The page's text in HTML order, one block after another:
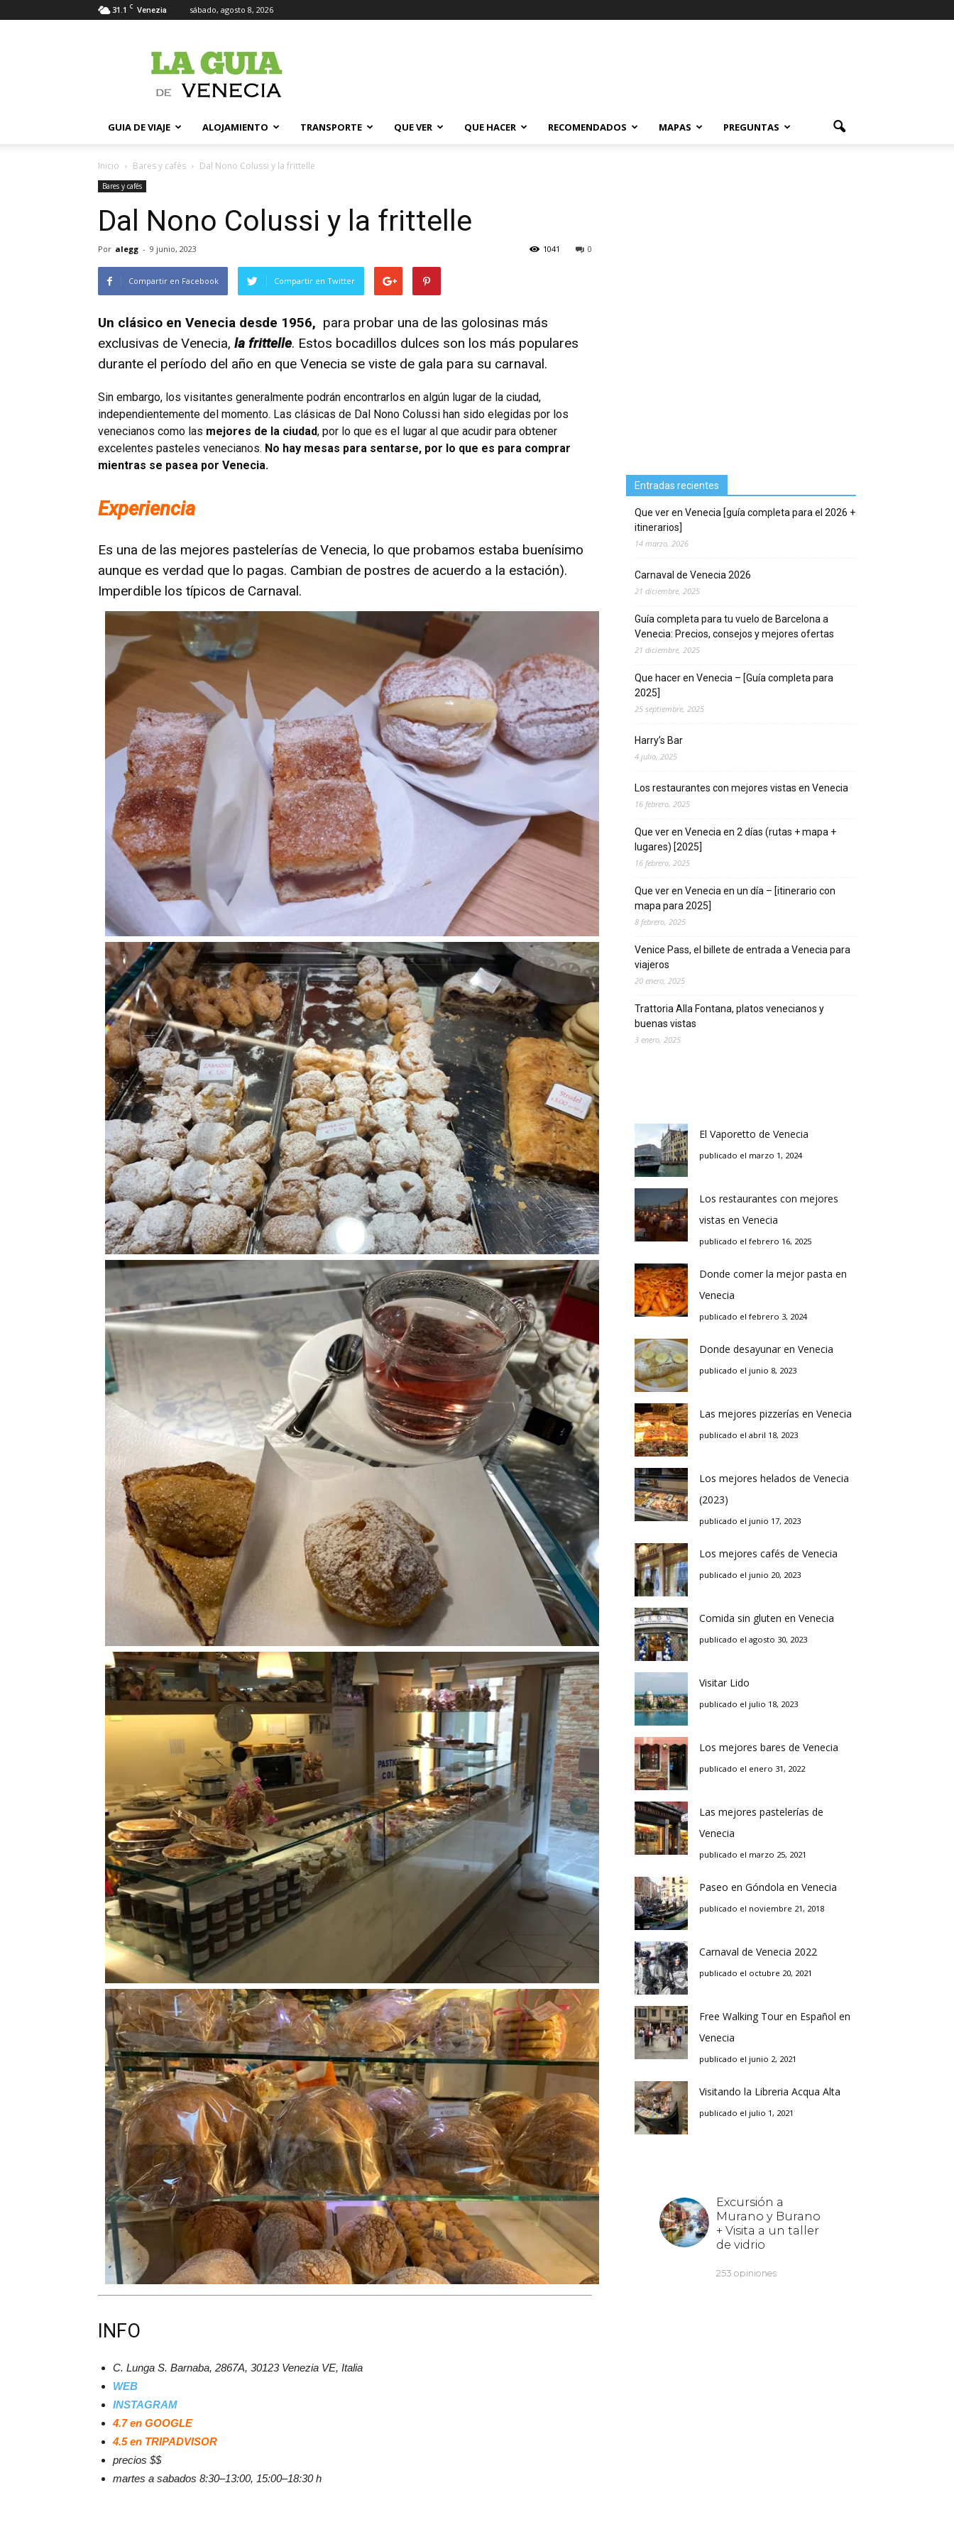
31.1 C Venezia sábado, agosto 8, 2026
Guia
Venecia
GUIA DE VIAJE ALOJAMIENTO TRANSPORTE QUE VER QUE HACER RECOMENDADOS MAPAS PREGUNTAS
Inicio Bares y cafés Dal Nono Colussi y la frittelle
Bares y cafés
Dal Nono Colussi y la frittelle
Por alegg - 9 junio, 2023 0
1041
Compartir en Facebook Compartir en Twitter
Un clásico en Venecia desde 1956, para probar una de las golosinas más
exclusivas de Venecia, la frittelle. Estos bocadillos dulces son los más populares
durante el período del año en que Venecia se viste de gala para su carnaval.
Sin embargo, los visitantes generalmente podrán encontrarlos en algún lugar de la ciudad,
independientemente del momento. Las clásicas de Dal Nono Colussi han sido elegidas por los
venecianos como las mejores de la ciudad, por lo que es el lugar al que acudir para obtener
excelentes pasteles venecianos. No hay mesas para sentarse, por lo que es para comprar
mientras se pasea por Venecia.
Experiencia
Es una de las mejores pastelerías de Venecia, lo que probamos estaba buenísimo
aunque es verdad que lo pagas. Cambian de postres de acuerdo a la estación).
Imperdible los típicos de Carnaval.
INFO
C. Lunga S. Barnaba, 2867A, 30123 Venezia VE, Italia
WEB
INSTAGRAM
4.7 en GOOGLE
4.5 en TRIPADVISOR
precios $$
martes a sabados 8:30–13:00, 15:00–18:30 h
Entradas recientes
Que ver en Venecia [guía completa para el 2026 +
itinerarios]
14 marzo, 2026
Carnaval de Venecia 2026
21 diciembre, 2025
Guía completa para tu vuelo de Barcelona a
Venecia: Precios, consejos y mejores ofertas
21 diciembre, 2025
Que hacer en Venecia – [Guía completa para
2025]
25 septiembre, 2025
Harry’s Bar
4 julio, 2025
Los restaurantes con mejores vistas en Venecia
16 febrero, 2025
Que ver en Venecia en 2 días (rutas + mapa +
lugares) [2025]
16 febrero, 2025
Que ver en Venecia en un día – [itinerario con
mapa para 2025]
8 febrero, 2025
Venice Pass, el billete de entrada a Venecia para
viajeros
20 enero, 2025
Trattoria Alla Fontana, platos venecianos y
buenas vistas
3 enero, 2025
El Vaporetto de Venecia
publicado el marzo 1, 2024
Los restaurantes con mejores
vistas en Venecia
publicado el febrero 16, 2025
Donde comer la mejor pasta en
Venecia
publicado el febrero 3, 2024
Donde desayunar en Venecia
publicado el junio 8, 2023
Las mejores pizzerías en Venecia
publicado el abril 18, 2023
Los mejores helados de Venecia
(2023)
publicado el junio 17, 2023
Los mejores cafés de Venecia
publicado el junio 20, 2023
Comida sin gluten en Venecia
publicado el agosto 30, 2023
Visitar Lido
publicado el julio 18, 2023
Los mejores bares de Venecia
publicado el enero 31, 2022
Las mejores pastelerías de
Venecia
publicado el marzo 25, 2021
Paseo en Góndola en Venecia
publicado el noviembre 21, 2018
Carnaval de Venecia 2022
publicado el octubre 20, 2021
Free Walking Tour en Español en
Venecia
publicado el junio 2, 2021
Visitando la Libreria Acqua Alta
publicado el julio 1, 2021